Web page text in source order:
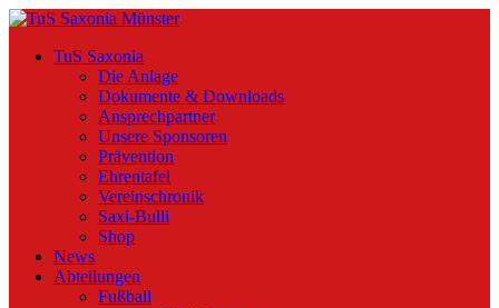
TuS Saxonia
Die Anlage
Dokumente & Downloads
Ansprechpartner
Unsere Sponsoren
Prävention
Ehrentafel
Vereinschronik
Saxi-Bulli
Shop
News
Abteilungen
Fußball